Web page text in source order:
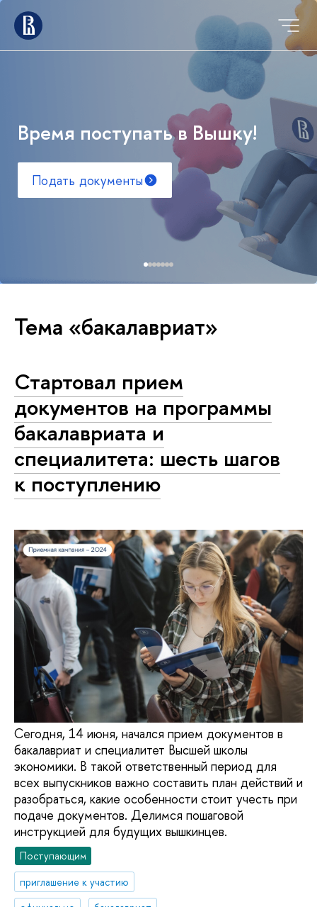
Время поступать в Вышку!
Подать документы
Тема «бакалавриат»
Стартовал прием
документов на программы
бакалавриата и
специалитета: шесть шагов
к поступлению
Сегодня, 14 июня, начался прием документов в
бакалавриат и специалитет Высшей школы
экономики. В такой ответственный период для
всех выпускников важно составить план действий и
разобраться, какие особенности стоит учесть при
подаче документов. Делимся пошаговой
инструкцией для будущих вышкинцев.
Поступающим
приглашение к участию